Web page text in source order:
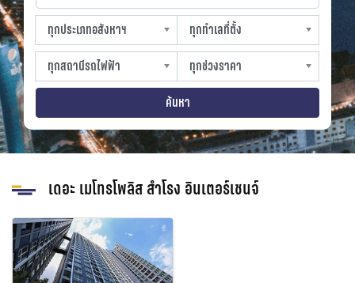
ทุกประเภทอสังหาฯ
ทุกประเภทอสังหาฯ
sproperty
ทุกทำเลที่ตั้ง
ทุกทำเลที่ตั้ง
slocation
ทุกสถานีรถไฟฟ้า
ทุกสถานีรถไฟฟ้า
strain-station
ทุกช่วงราคา
ทุกช่วงราคา
sprice
ค้นหา
เดอะ เมโทรโพลิส สำโรง อินเตอร์เชนจ์